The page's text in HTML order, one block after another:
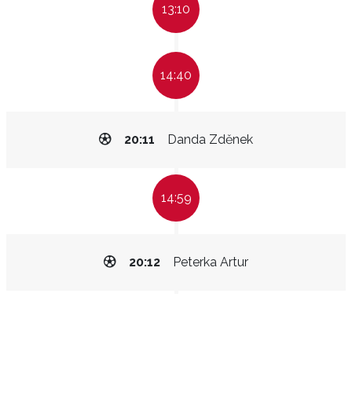
13:10
14:40
Danda Zděnek
20:11
14:59
Peterka Artur
20:12